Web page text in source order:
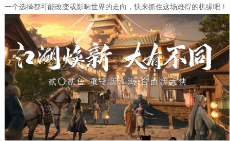
一个选择都可能改变或影响世界的走向，快来抓住这场难得的机缘吧！